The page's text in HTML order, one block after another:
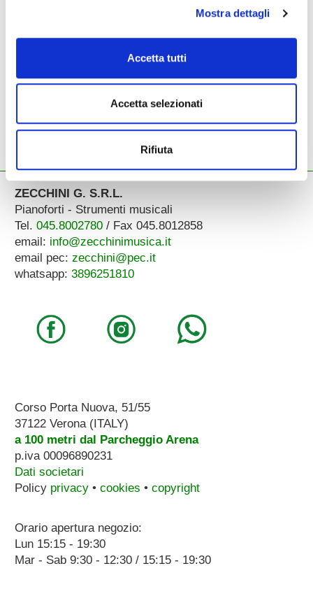
Mostra dettagli
Accetta tutti
Accetta selezionati
Rifiuta
CL651
ZECCHINI G. S.R.L.
Pianoforti - Strumenti musicali
Tel. 045.8002780/ Fax 045.8012858
email: info@zecchinimusica.it
email pec: zecchini@pec.it
whatsapp: 3896251810
Corso Porta Nuova, 51/55
37122 Verona (ITALY)
a 100 metri dal Parcheggio Arena
p.iva 00096890231
Dati societari
Policy privacy• cookies • copyright
Orario apertura negozio:
Lun 15:15 - 19:30
Mar - Sab 9:30 - 12:30 / 15:15 - 19:30